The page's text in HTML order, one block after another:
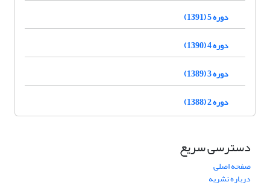
دوره 5 (1391)
دوره 4 (1390)
دوره 3 (1389)
دوره 2 (1388)
دسترسی سریع
صفحه اصلی
درباره نشریه